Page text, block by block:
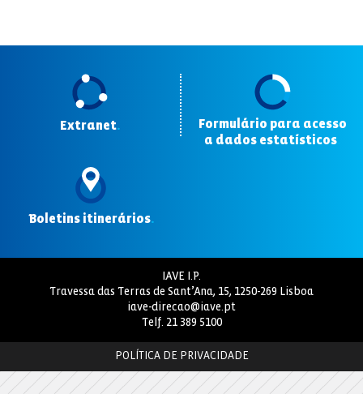
Extranet.
Formulário para acesso
a dados estatísticos
Boletins itinerários.
IAVE I.P.
Travessa das Terras de Sant’Ana, 15, 1250-269 Lisboa
iave-direcao@iave.pt
Telf. 21 389 5100
POLÍTICA DE PRIVACIDADE